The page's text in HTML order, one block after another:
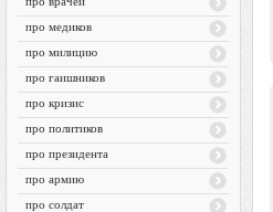
про медиков
про милицию
про гаишников
про кризис
про политиков
про президента
про армию
про солдат